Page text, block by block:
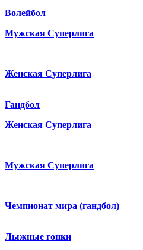
Волейбол
Мужская Суперлига
Женская Суперлига
Гандбол
Женская Суперлига
Мужская Суперлига
Чемпионат мира (гандбол)
Лыжные гонки